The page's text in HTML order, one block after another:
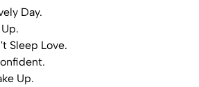
Day.
Sleep Love.
Up.